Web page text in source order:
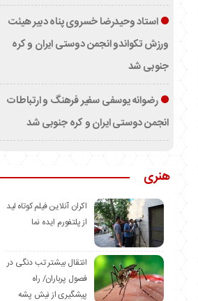
استاد وحیدرضا خسروی پناه دبیر هیئت
ورزش تکواندو انجمن دوستی ایران و کره
جنوبی شد
رضوانه یوسفی سفیر فرهنگ و ارتباطات
انجمن دوستی ایران و کره جنوبی شد
هنری
اکران آنلاین فیلم کوتاه لید
از پلتفورم ایده نما
انتقال بیشتر تب دنگی در
فصول پرباران/ راه
پیشگیری از نیش پشه